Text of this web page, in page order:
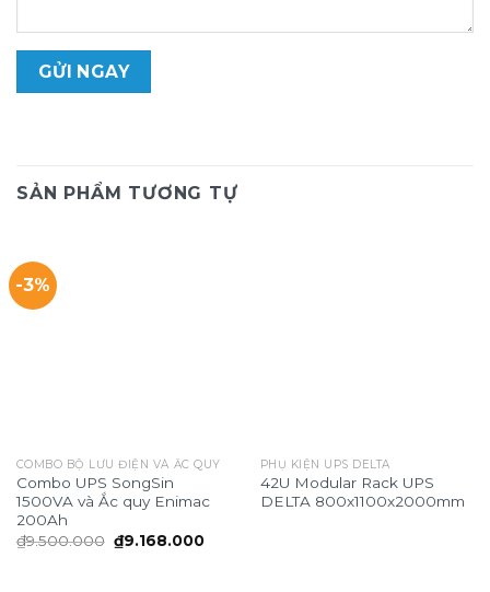
SẢN PHẨM TƯƠNG TỰ
-3%
COMBO BỘ LƯU ĐIỆN VÀ ẮC QUY
Combo UPS SongSin
1500VA và Ắc quy Enimac
200Ah
₫9.500.000 Giá
gốc
₫9.168.000Giá
PHỤ KIỆN UPS DELTA
42U Modular Rack UPS
DELTA 800x1100x2000mm